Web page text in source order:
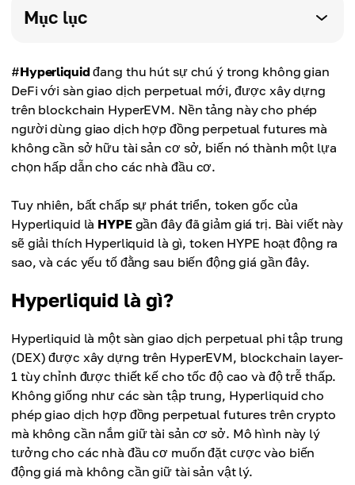
Mục lục
#Hyperliquid đang thu hút sự chú ý trong không gian
DeFi với sàn giao dịch perpetual mới, được xây dựng
trên blockchain HyperEVM. Nền tảng này cho phép
người dùng giao dịch hợp đồng perpetual futures mà
không cần sở hữu tài sản cơ sở, biến nó thành một lựa
chọn hấp dẫn cho các nhà đầu cơ.
Tuy nhiên, bất chấp sự phát triển, token gốc của
Hyperliquid là HYPEgần đây đã giảm giá trị. Bài viết này
sẽ giải thích Hyperliquid là gì, token HYPE hoạt động ra
sao, và các yếu tố đằng sau biến động giá gần đây.
Hyperliquid là gì?
Hyperliquid là một sàn giao dịch perpetual phi tập trung
(DEX) được xây dựng trên HyperEVM, blockchain layer-
1 tùy chỉnh được thiết kế cho tốc độ cao và độ trễ thấp.
Không giống như các sàn tập trung, Hyperliquid cho
phép giao dịch hợp đồng perpetual futures trên crypto
mà không cần nắm giữ tài sản cơ sở. Mô hình này lý
tưởng cho các nhà đầu cơ muốn đặt cược vào biến
động giá mà không cần giữ tài sản vật lý.